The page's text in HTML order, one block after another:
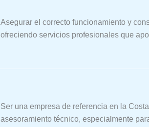
Asegurar el correcto funcionamiento y
ofreciendo servicios profesionales que
Ser una empresa de referencia en la
asesoramiento técnico, especialmente